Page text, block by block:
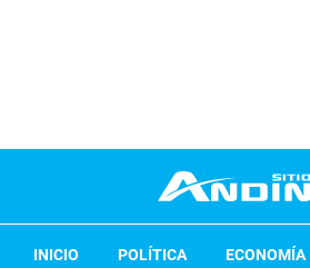
INICIO POLÍTICA ECONOMÍA